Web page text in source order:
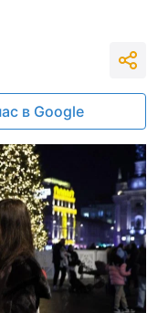
в Google